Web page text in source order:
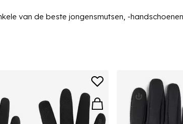
van de beste jongensmutsen, -
Help ze comfortabel en beschermd te
bij zijn stijl en smaak past. Je kunt